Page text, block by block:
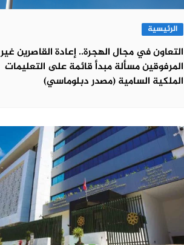
الرئيسية
التعاون في مجال الهجرة.. إعادة القاصرين غير
المرفوقين مسألة مبدأ قائمة على التعليمات
الملكية السامية (مصدر دبلوماسي)